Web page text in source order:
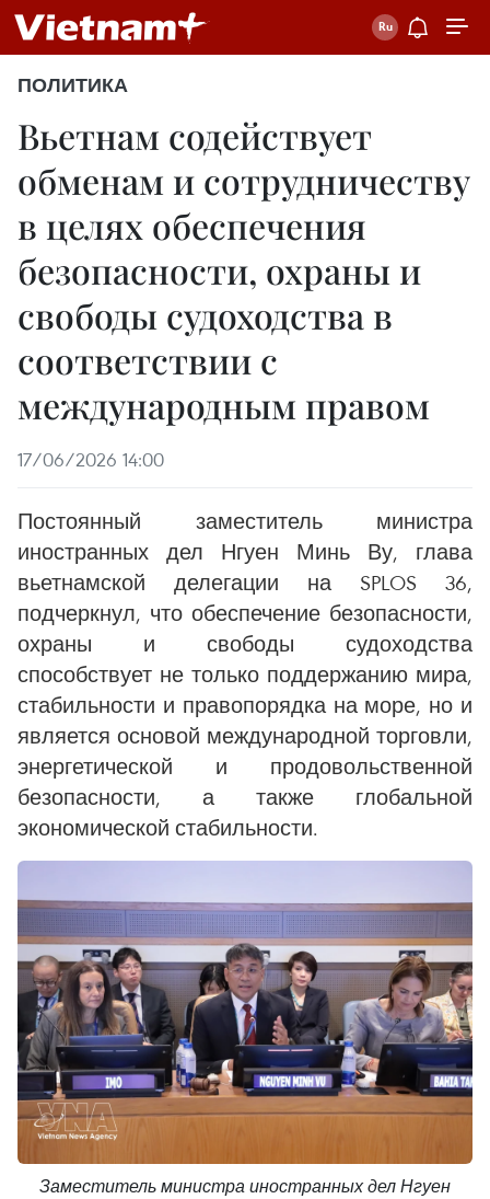
ПОЛИТИКА
Вьетнам содействует
обменам и сотрудничеству
в целях обеспечения
безопасности, охраны и
свободы судоходства в
соответствии с
международным правом
17/06/2026 14:00
Постоянный заместитель министра
иностранных дел Нгуен Минь Ву, глава
вьетнамской делегации на SPLOS 36,
подчеркнул, что обеспечение безопасности,
охраны и свободы судоходства
способствует не только поддержанию мира,
стабильности и правопорядка на море, но и
является основой международной торговли,
энергетической и продовольственной
безопасности, а также глобальной
экономической стабильности.
Заместитель министра иностранных дел Нгуен